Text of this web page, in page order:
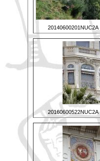
20140600201NUC2A
20160600522NUC2A